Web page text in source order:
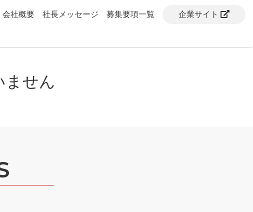
会社概要 社長メッセージ 募集要項一覧 企業サイト
ません